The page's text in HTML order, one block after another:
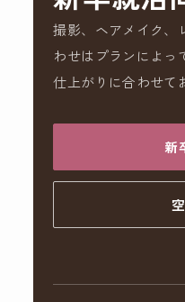
撮影、ヘアメイク、
わせはプランによっ
仕上がりに合わせて
新